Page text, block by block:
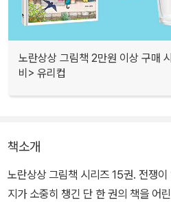
노란상상 그림책 2만원 이상 구매
비> 유리컵
책소개
노란상상 그림책 시리즈 15권. 전쟁
지가 소중히 챙긴 단 한 권의 책을 어